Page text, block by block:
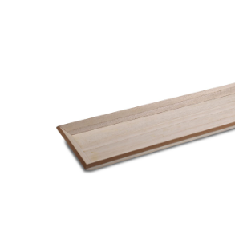
Gotowanie Piknik